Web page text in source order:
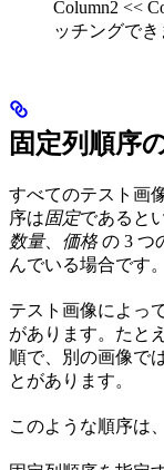
Column2 <<
ッチングでき
固定列順序
すべてのテスト画
序は固定であると
数量、 価格の 3 つ
んでいる場合です。
テスト画像によっ
があります。たと
順で、別の画像で
とがあります。
このような順序は